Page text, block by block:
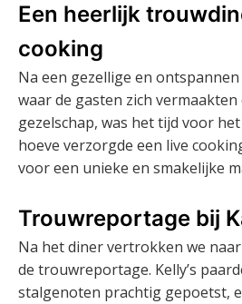
Een heerlijk
cooking
Na een gezellige en
waar de gasten zich
gezelschap, was het tijd voor
hoeve verzorgde een live
voor een unieke en smakelijke
Trouwreportage bij
Na het diner vertrokken we
de trouwreportage. Kelly’s
stalgenoten prachtig gepoetst,